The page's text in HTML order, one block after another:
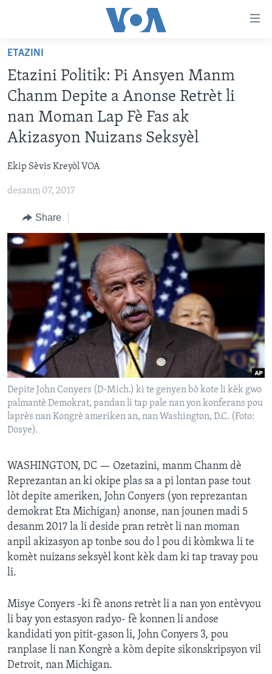
Skip
main
content
to
main
Skip
LÈZETAZINI
AMERIK LATIN
ENTÈNASYONAL
FLASHPOINT IKRÈN
SUIV NOU
Languages
ETAZINI
Etazini Politik: Pi Ansyen Manm
Chanm Depite a Anonse Retrèt li
nan Moman Lap Fè Fas ak
Akizasyon Nuizans Seksyèl
Ekip Sèvis Kreyòl VOA
desanm 07, 2017
Share
Depite John Conyers (D-Mich.) ki te genyen bò kote li kèk gwo
palmantè Demokrat, pandan li tap pale nan yon konferans pou
laprès nan Kongrè ameriken an, nan Washington, D.C. (Foto:
Dosye).
WASHINGTON, DC — Ozetazini, manm Chanm dè
Reprezantan an ki okipe plas sa a pi lontan pase tout
lòt depite ameriken, John Conyers (yon reprezantan
demokrat Eta Michigan) anonse, nan jounen madi 5
desanm 2017 la li deside pran retrèt li nan moman
anpil akizasyon ap tonbe sou do l pou di kòmkwa li te
komèt nuizans seksyèl kont kèk dam ki tap travay pou
li.
Misye Conyers -ki fè anons retrèt li a nan yon entèvyou
li bay yon estasyon radyo- fè konnen li andose
kandidati yon pitit-gason li, John Conyers 3, pou
ranplase li nan Kongrè a kòm depite sikonskripsyon vil
Detroit, nan Michigan.